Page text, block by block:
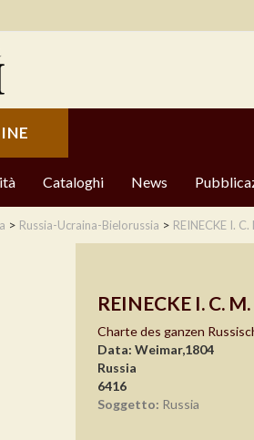
Cataloghi News
> Russia-Ucraina-Bielorussia > REINECKE I. C.
REINECKE I. C. M.
Charte des ganzen
Data: Weimar,1804
Russia
6416
Soggetto: Russia